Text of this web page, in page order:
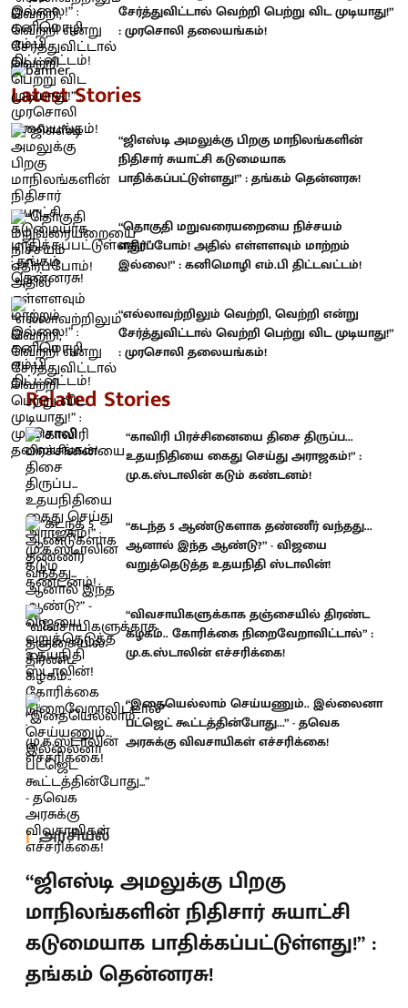
சேர்த்துவிட்டால் வெற்றி பெற்று விட முடியாது!”
: முரசொலி தலையங்கம்!
Latest Stories
“ஜிஎஸ்டி அமலுக்கு பிறகு மாநிலங்களின்
நிதிசார் சுயாட்சி கடுமையாக
பாதிக்கப்பட்டுள்ளது!” : தங்கம் தென்னரசு!
“தொகுதி மறுவரையறையை நிச்சயம்
எதிர்ப்போம்! அதில் எள்ளளவும் மாற்றம்
இல்லை!” : கனிமொழி எம்.பி திட்டவட்டம்!
“எல்லாவற்றிலும் வெற்றி, வெற்றி என்று
சேர்த்துவிட்டால் வெற்றி பெற்று விட முடியாது!”
: முரசொலி தலையங்கம்!
Related Stories
“காவிரி பிரச்சினையை திசை திருப்ப...
உதயநிதியை கைது செய்து அராஜகம்!” :
மு.க.ஸ்டாலின் கடும் கண்டனம்!
“கடந்த 5 ஆண்டுகளாக தண்ணீர் வந்தது...
ஆனால் இந்த ஆண்டு?” - விஜயை
வறுத்தெடுத்த உதயநிதி ஸ்டாலின்!
“விவசாயிகளுக்காக தஞ்சையில் திரண்ட
கழகம்.. கோரிக்கை நிறைவேறாவிட்டால்” :
மு.க.ஸ்டாலின் எச்சரிக்கை!
“இதையெல்லாம் செய்யணும்.. இல்லைனா
பட்ஜெட் கூட்டத்தின்போது...” - தவெக
அரசுக்கு விவசாயிகள் எச்சரிக்கை!
அரசியல்
“ஜிஎஸ்டி அமலுக்கு பிறகு
மாநிலங்களின் நிதிசார் சுயாட்சி
கடுமையாக பாதிக்கப்பட்டுள்ளது!” :
தங்கம் தென்னரசு!